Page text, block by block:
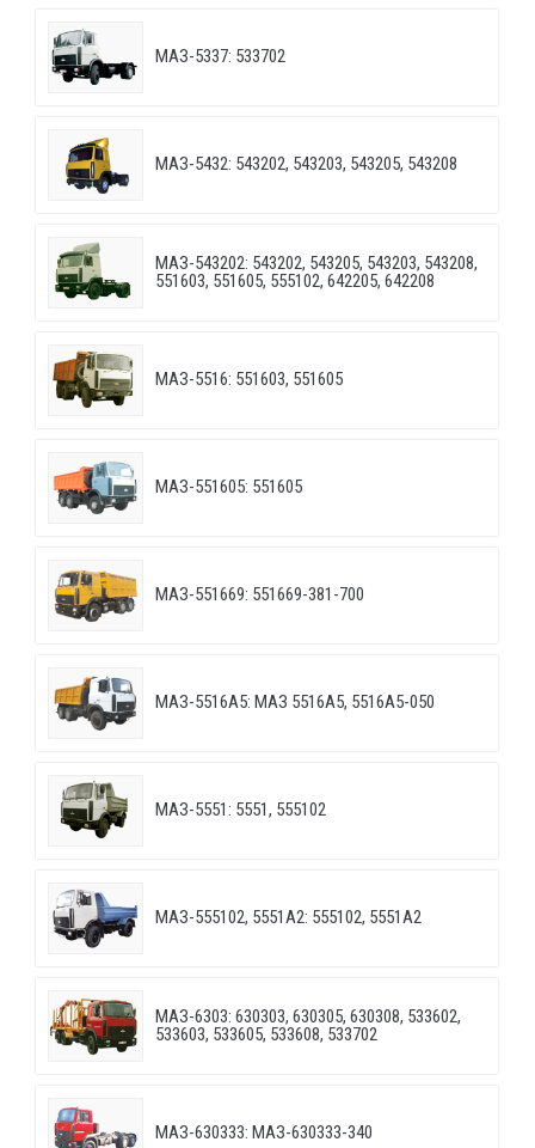
МАЗ-5337: 533702
МАЗ-5432: 543202, 543203, 543205, 543208
МАЗ-543202: 543202, 543205, 543203, 543208,
551603, 551605, 555102, 642205, 642208
МАЗ-5516: 551603, 551605
МАЗ-551605: 551605
МАЗ-551669: 551669-381-700
МАЗ-5516А5: МАЗ 5516А5, 5516А5-050
МАЗ-5551: 5551, 555102
МАЗ-555102, 5551А2: 555102, 5551А2
МАЗ-6303: 630303, 630305, 630308, 533602,
533603, 533605, 533608, 533702
МАЗ-630333: МАЗ-630333-340